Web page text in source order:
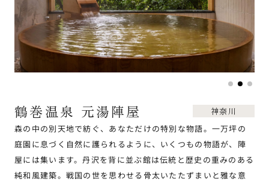
鶴巻温泉 元湯陣屋
神奈川
森の中の別天地で紡ぐ、あなただけの特別な物語。一万坪の
庭園に息づく自然に護られるように、いくつもの物語が、陣
屋には集います。丹沢を背に並ぶ館は伝統と歴史の重みのある
純和風建築。戦国の世を思わせる骨太いたたずまいと雅な意